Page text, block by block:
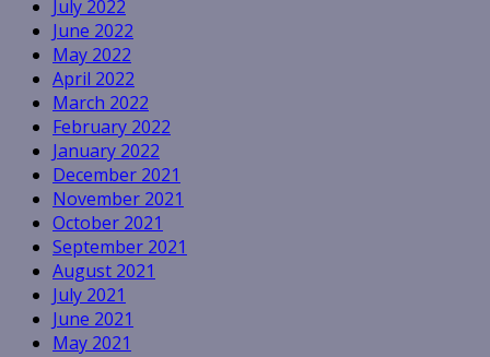
July 2022
June 2022
May 2022
April 2022
March 2022
February 2022
January 2022
December 2021
November 2021
October 2021
September 2021
August 2021
July 2021
June 2021
May 2021